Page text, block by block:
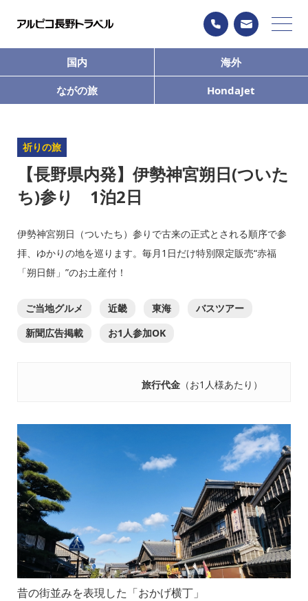
国内 海外
ながの旅 HondaJet
祈りの旅
【長野県内発】伊勢神宮朔日(ついた
ち)参り 1泊2日
伊勢神宮朔日（ついたち）参りで古来の正式とされる順序で参
拝、ゆかりの地を巡ります。毎月1日だけ特別限定販売“赤福
「朔日餅」”のお土産付！
ご当地グルメ 近畿 東海
バスツアー
新聞広告掲載
お1人参加OK
旅行代金 （お1人様あたり）
昔の街並みを表現した「おかげ横丁」